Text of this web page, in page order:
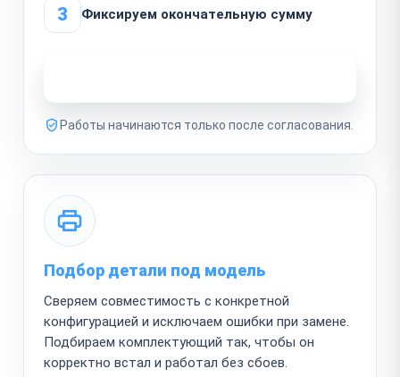
3 Фиксируем окончательную сумму
Работы начинаются только после согласования.
Подбор детали под модель
Сверяем совместимость с конкретной
конфигурацией и исключаем ошибки при замене.
Подбираем комплектующий так, чтобы он
корректно встал и работал без сбоев.